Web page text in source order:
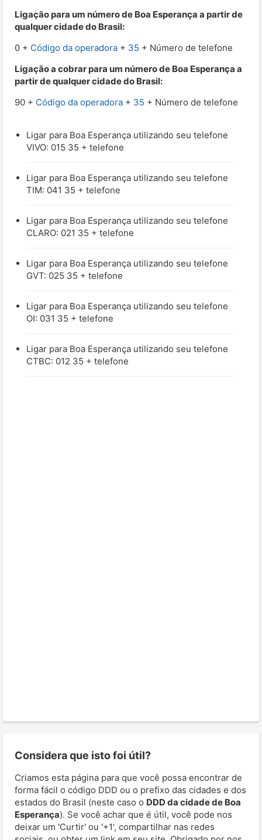
Ligação para um número de Boa Esperança a partir de
qualquer cidade do Brasil:
0 + Código da operadora + 35 + Número de telefone
Ligação a cobrar para um número de Boa Esperança a
partir de qualquer cidade do Brasil:
90 + Código da operadora + 35 + Número de telefone
Ligar para Boa Esperança utilizando seu telefone
VIVO: 015 35 + telefone
Ligar para Boa Esperança utilizando seu telefone
TIM: 041 35 + telefone
Ligar para Boa Esperança utilizando seu telefone
CLARO: 021 35 + telefone
Ligar para Boa Esperança utilizando seu telefone
GVT: 025 35 + telefone
Ligar para Boa Esperança utilizando seu telefone
OI: 031 35 + telefone
Ligar para Boa Esperança utilizando seu telefone
CTBC: 012 35 + telefone
Considera que isto foi útil?
Criamos esta página para que você possa encontrar de
forma fácil o código DDD ou o prefixo das cidades e dos
estados do Brasil (neste caso o DDD da cidade de Boa
Esperança). Se você achar que é útil, você pode nos
deixar um 'Curtir' ou '+1', compartilhar nas redes